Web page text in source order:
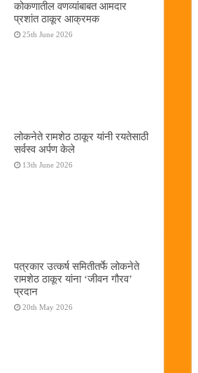
कोकणातील वणव्यांबाबत आमदार
प्रशांत ठाकूर आक्रमक
25th June 2026
लोकनेते रामशेठ ठाकूर यांनी रयतेसाठी
सर्वस्व अर्पण केले
13th June 2026
पत्रकार उत्कर्ष समितीतर्फे लोकनेते
रामशेठ ठाकूर यांना ‌‘जीवन गौरव‌’
प्रदान
20th May 2026